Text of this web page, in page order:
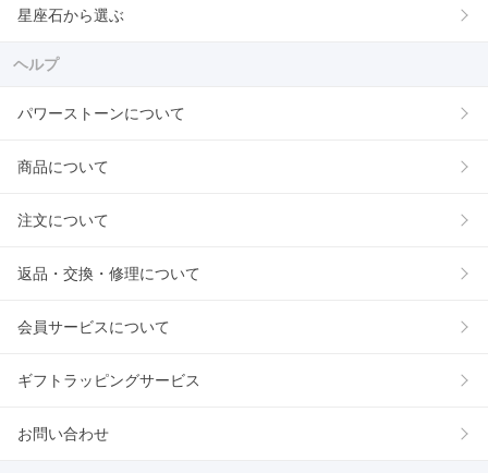
星座石から選ぶ
ヘルプ
パワーストーンについて
商品について
注文について
返品・交換・修理について
会員サービスについて
ギフトラッピングサービス
お問い合わせ